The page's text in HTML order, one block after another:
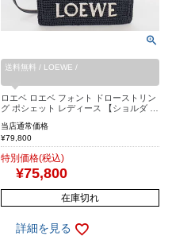
送料無料 / LOEWE /
ロエベ ロエベ フォント ドローストリン
グ ポシェット レディース 【ショルダ …
当店通常価格
¥79,800
特別価格(税込)
¥75,800
在庫切れ
詳細を見る